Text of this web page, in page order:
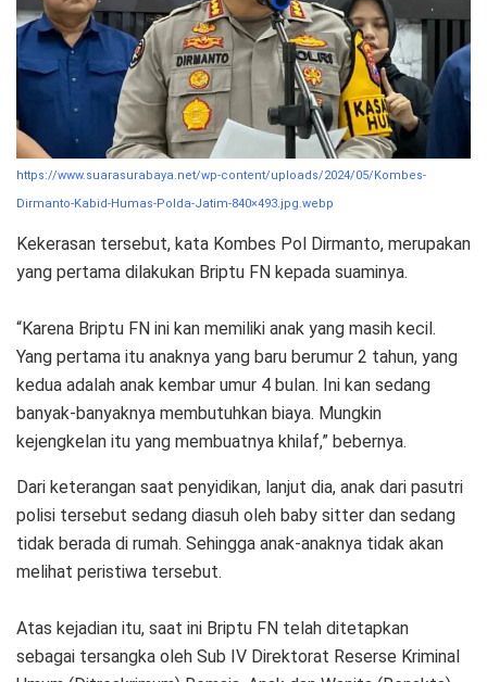
https://www.suarasurabaya.net/wp-content/uploads/2024/05/Kombes-
Dirmanto-Kabid-Humas-Polda-Jatim-840×493.jpg.webp
Kekerasan tersebut, kata Kombes Pol Dirmanto, merupakan
yang pertama dilakukan Briptu FN kepada suaminya.
“Karena Briptu FN ini kan memiliki anak yang masih kecil.
Yang pertama itu anaknya yang baru berumur 2 tahun, yang
kedua adalah anak kembar umur 4 bulan. Ini kan sedang
banyak-banyaknya membutuhkan biaya. Mungkin
kejengkelan itu yang membuatnya khilaf,” bebernya.
Dari keterangan saat penyidikan, lanjut dia, anak dari pasutri
polisi tersebut sedang diasuh oleh baby sitter dan sedang
tidak berada di rumah. Sehingga anak-anaknya tidak akan
melihat peristiwa tersebut.
Atas kejadian itu, saat ini Briptu FN telah ditetapkan
sebagai tersangka oleh Sub IV Direktorat Reserse Kriminal